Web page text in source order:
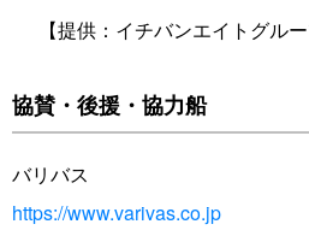
【提供：イチバンエイトグル
協賛・後援・協力船
バリバス
https://www.varivas.co.jp